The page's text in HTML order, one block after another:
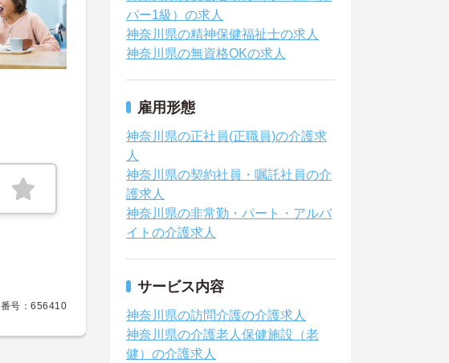
号：656410
パー1級）の求人
神奈川県の精神保健福祉士の求人
神奈川県の無資格OKの求人
雇用形態
神奈川県の正社員(正職員)の介護求
人
神奈川県の契約社員・嘱託社員の介
護求人
神奈川県の非常勤・パート・アルバ
イトの介護求人
サービス内容
神奈川県の訪問介護の介護求人
神奈川県の介護老人保健施設（老
健）の介護求人